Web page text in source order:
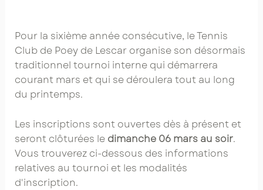
Pour la sixième année consécutive, le Tennis
Club de Poey de Lescar organise son désormais
traditionnel tournoi interne qui démarrera
courant mars et qui se déroulera tout au long
du printemps.
Les inscriptions sont ouvertes dès à présent et
seront clôturées le dimanche 06 mars au soir.
Vous trouverez ci-dessous des informations
relatives au tournoi et les modalités
d'inscription.